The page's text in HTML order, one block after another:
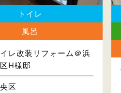
トイレ
風呂
レ改装リフォーム＠浜
H様邸
区